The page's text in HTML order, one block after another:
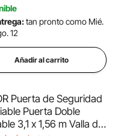
tan pronto como Mié.
12
Añadir al carrito
Puerta de Seguridad
Puerta Doble
3,1 x 1,56 m Valla de